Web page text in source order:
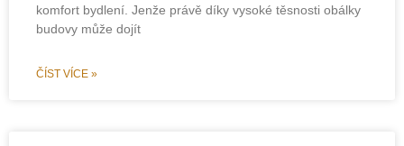
komfort bydlení. Jenže právě díky vysoké těsnosti obálky
budovy může dojít
ČÍST VÍCE »